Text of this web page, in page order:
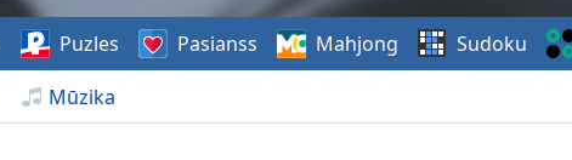
Mūzika
Puzles Pasianss Mahjong Sudoku